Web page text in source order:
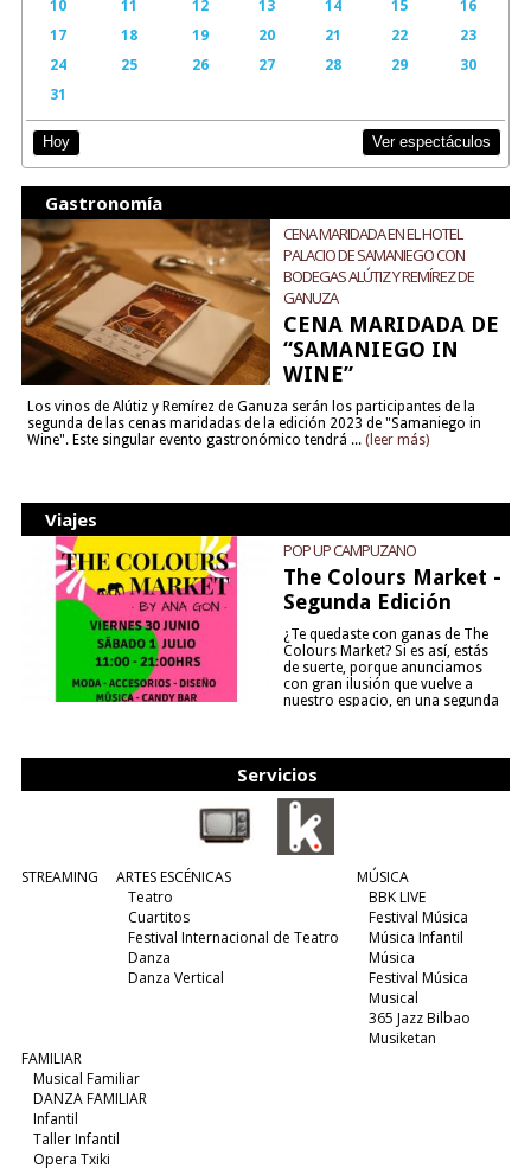
10
11 12 13 14 15
16
17
18 19 20 21 22
23
24
25 26 27 28 29
30
31
Hoy Ver espectáculos
Gastronomía
CENA MARIDADA EN EL HOTEL
PALACIO DE SAMANIEGO CON
BODEGAS ALÚTIZ Y REMÍREZ DE
GANUZA
CENA MARIDADA DE
“SAMANIEGO IN
WINE”
Los vinos de Alútiz y Remírez de Ganuza serán los participantes de la
segunda de las cenas maridadas de la edición 2023 de "Samaniego in
Wine". Este singular evento gastronómico tendrá ... (leer más)
Viajes
POP UP CAMPUZANO
The Colours Market -
Segunda Edición
¿Te quedaste con ganas de The
Colours Market? Si es así, estás
de suerte, porque anunciamos
con gran ilusión que vuelve a
nuestro espacio, en una segunda
Servicios
STREAMING
ARTES ESCÉNICAS
Teatro
Cuartitos
Festival Internacional de Teatro
Danza
Danza Vertical
MÚSICA
BBK LIVE
Festival Música
Música Infantil
Música
Festival Música
Musical
365 Jazz Bilbao
Musiketan
FAMILIAR
Musical Familiar
DANZA FAMILIAR
Infantil
Taller Infantil
Opera Txiki